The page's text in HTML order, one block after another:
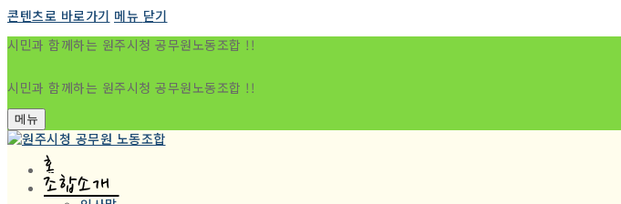
콘텐츠로 바로가기 메뉴 닫기
시민과 함께하는 원주시청 공무원노동조합 !!
시민과 함께하는 원주시청 공무원노동조합 !!
메뉴
홈
조합소개